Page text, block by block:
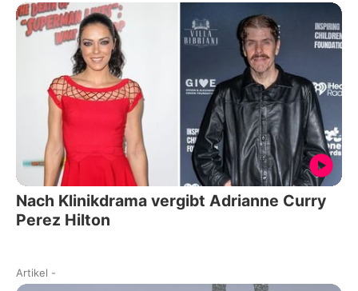
Nach Klinikdrama vergibt Adrianne Curry
Perez Hilton
Artikel -